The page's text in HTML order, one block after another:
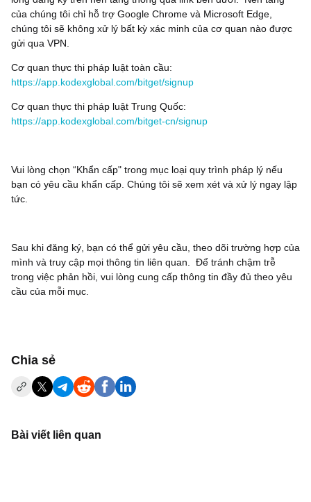
của chúng tôi chỉ hỗ trợ Google Chrome và Microsoft Edge,
chúng tôi sẽ không xử lý bất kỳ xác minh của cơ quan nào được
gửi qua VPN.
Cơ quan thực thi pháp luật toàn cầu:
https://app.kodexglobal.com/bitget/signup
Cơ quan thực thi pháp luật Trung Quốc:
https://app.kodexglobal.com/bitget-cn/signup
Vui lòng chọn “Khẩn cấp" trong mục loại quy trình pháp lý nếu
bạn có yêu cầu khẩn cấp. Chúng tôi sẽ xem xét và xử lý ngay lập
tức.
Sau khi đăng ký, bạn có thể gửi yêu cầu, theo dõi trường hợp của
mình và truy cập mọi thông tin liên quan. Để tránh chậm trễ
trong việc phản hồi, vui lòng cung cấp thông tin đầy đủ theo yêu
cầu của mỗi mục.
‌Chia sẻ
Bài viết liên quan